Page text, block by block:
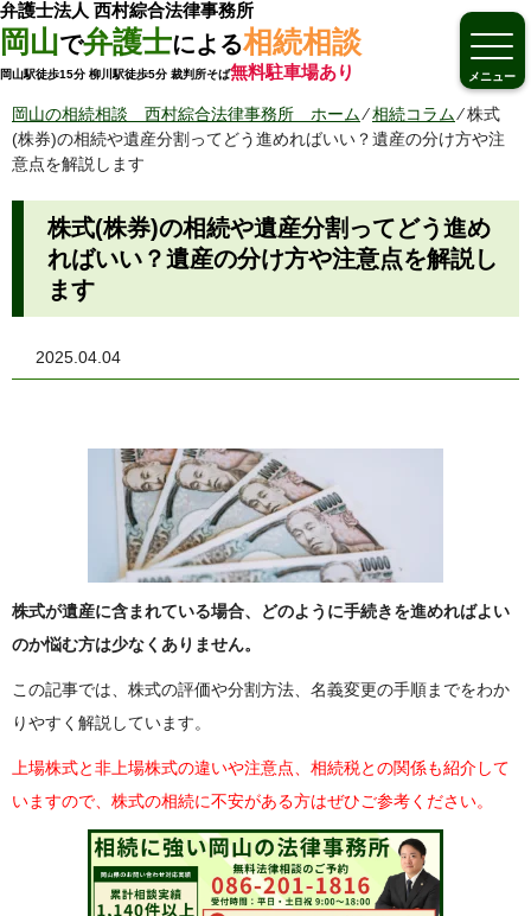
弁護士法人 西村綜合法律事務所
岡山で弁護士による相続相談
岡山駅徒歩15分 柳川駅徒歩5分 裁判所そば無料駐車場あり
岡山の相続相談 西村綜合法律事務所 ホーム⁄相続コラム⁄株式
(株券)の相続や遺産分割ってどう進めればいい？遺産の分け方や注
意点を解説します
株式(株券)の相続や遺産分割ってどう進め
ればいい？遺産の分け方や注意点を解説し
ます
2025.04.04
株式が遺産に含まれている場合、どのように手続きを進めればよい
のか悩む方は少なくありません。
この記事では、株式の評価や分割方法、名義変更の手順までをわか
りやすく解説しています。
上場株式と非上場株式の違いや注意点、相続税との関係も紹介して
いますので、株式の相続に不安がある方はぜひご参考ください。
メニュー